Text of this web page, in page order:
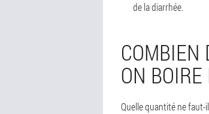
de la diarrhée.
COMBIEN
ON BOIRE
Quelle quantité ne faut-